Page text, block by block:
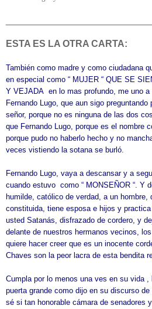
ESTA ES LA OTRA CARTA:
También como madre y como ciudadana
en especial como “ MUJER “ QUE SE
Y VEJADA en lo mas profundo, me uno a
Fernando Lugo, que aun sigo
señor, porque no es ninguna de las dos
que Fernando Lugo, porque es el nombre
porque pudo no haberlo hecho y no
veces vistiendo la sotana se burló.
Fernando Lugo, vaya a descansar y a
cuando estuvo como “ MONSEÑOR “. Y
humilde, católico de verdad, a un hombre,
constituida, tiene esposa e hijos y
usted Satanás, disfrazado de cordero, y
delante de nuestros hermanos vecinos,
quiere hacer creer que es un inocente
Chaves son la peor lacra de esta bendita
Cumpla por lo menos una ves en su vida
puerta grande como dijo en su discurso
sé si tan honorable cámara de senadores